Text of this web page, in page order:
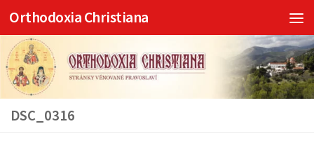
Skip to content
Orthodoxia Christiana
DSC_0316